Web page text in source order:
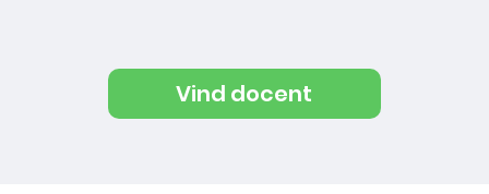
Vind docent